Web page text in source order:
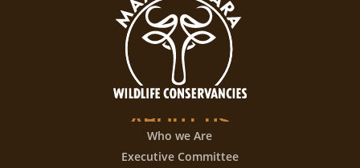
ABOUT US
Who we Are
Executive Committee